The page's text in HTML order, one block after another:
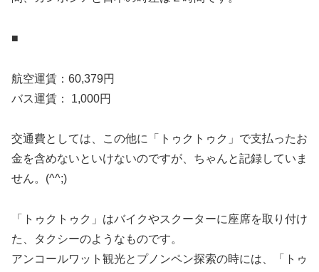
■
航空運賃：60,379円
バス運賃： 1,000円
交通費としては、この他に「トゥクトゥク」で支払ったお
金を含めないといけないのですが、ちゃんと記録していま
せん。(^^;)
「トゥクトゥク」はバイクやスクーターに座席を取り付け
た、タクシーのようなものです。
アンコールワット観光とプノンペン探索の時には、「トゥ